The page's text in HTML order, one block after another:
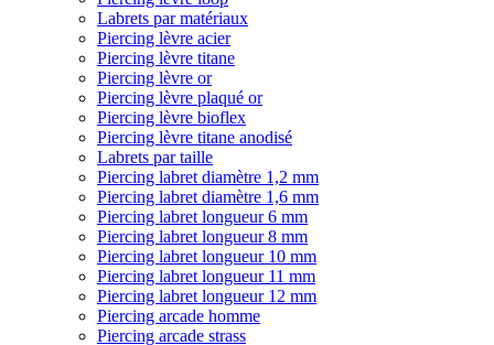
Labrets par matériaux
Piercing lèvre acier
Piercing lèvre titane
Piercing lèvre or
Piercing lèvre plaqué or
Piercing lèvre bioflex
Piercing lèvre titane anodisé
Labrets par taille
Piercing labret diamètre 1,2 mm
Piercing labret diamètre 1,6 mm
Piercing labret longueur 6 mm
Piercing labret longueur 8 mm
Piercing labret longueur 10 mm
Piercing labret longueur 11 mm
Piercing labret longueur 12 mm
Piercing arcade homme
Piercing arcade strass